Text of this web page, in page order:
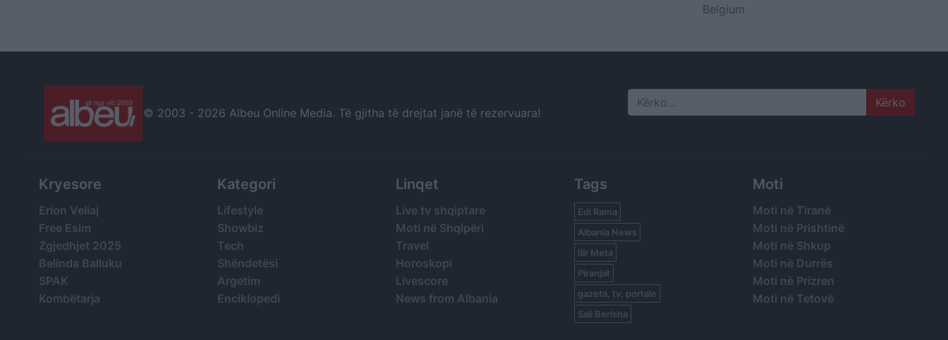
Belgium
© 2003 - 2026 Albeu Online Media. Të gjitha të drejtat janë të rezervuara! Search
Kryesore
Erion Veliaj
Free Esim
Zgjedhjet 2025
Belinda Balluku
SPAK
Kombëtarja
Kategori
Lifestyle
Showbiz
Tech
Shëndetësi
Argetim
Enciklopedi
Linqet
Live tv shqiptare
Moti në Shqipëri
Travel
Horoskopi
Livescore
News from Albania
Tags
Edi Rama
Albania News
Ilir Meta
Piranjat
gazeta, tv, portale
Sali Berisha
Moti
Moti në Tiranë
Moti në Prishtinë
Moti në Shkup
Moti në Durrës
Moti në Prizren
Moti në Tetovë